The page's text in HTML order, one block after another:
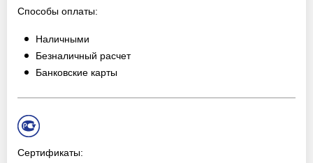
Способы оплаты:
Наличными
Безналичный расчет
Банковские карты
Сертификаты: